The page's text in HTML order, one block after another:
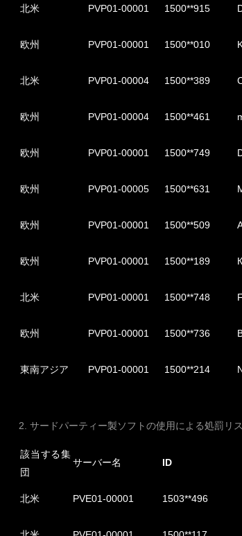
北米 PVP01-00001 1500**915
欧州 PVP01-00001 1500**010
北米 PVP01-00004 1500**389
欧州 PVP01-00004 1500**461
欧州 PVP01-00001 1500**749
欧州 PVP01-00005 1500**631
欧州 PVP01-00001 1500**509
欧州 PVP01-00001 1500**189
北米 PVP01-00001 1500**748
欧州 PVP01-00001 1500**736
東南アジア PVP01-00001 1500**214
2. サードパーティー製ソフトの使用による処罰リ
該当する集
団
サーバー名 ID
北米 PVE01-00001 1503**496